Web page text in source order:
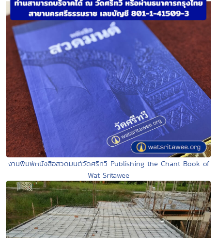
งานพิมพ์หนังสือสวดมนต์วัดศรีทวี Publishing the Chant Book of
Wat Sritawee